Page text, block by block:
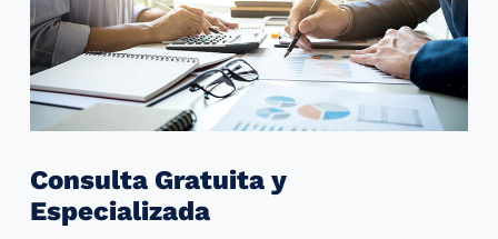
Consulta Gratuita y
Especializada